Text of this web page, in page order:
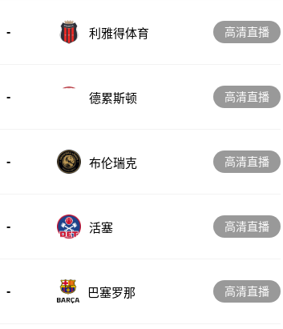
- 利雅得体育 高清直播
- 德累斯顿 高清直播
- 布伦瑞克 高清直播
- 活塞 高清直播
- 巴塞罗那 高清直播